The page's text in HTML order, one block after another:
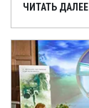
ЧИТАТЬ ДАЛЕЕ